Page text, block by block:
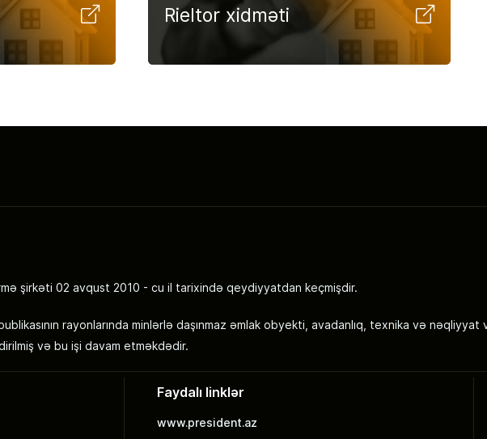
Rieltor xidməti
şirkəti 02 avqust 2010 - cu il tarixində qeydiyyatdan keçmişdir.
rayonlarında minlərlə daşınmaz əmlak obyekti, avadanlıq, texnika və
və bu işi davam etməkdədir.
Faydalı linklər
www.president.az